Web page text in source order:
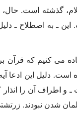
گذشته است. حال،
این ـ به اصطلاح ـ
مى كنیم كه قرآن
است. دلیل این ادعا
و اطراف آن را انذار
شدن نبودند.